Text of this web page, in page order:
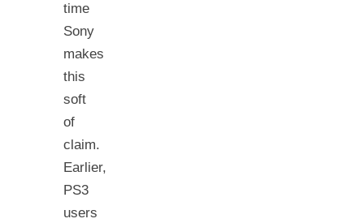
time
Sony
makes
this
soft
of
claim.
Earlier,
PS3
users